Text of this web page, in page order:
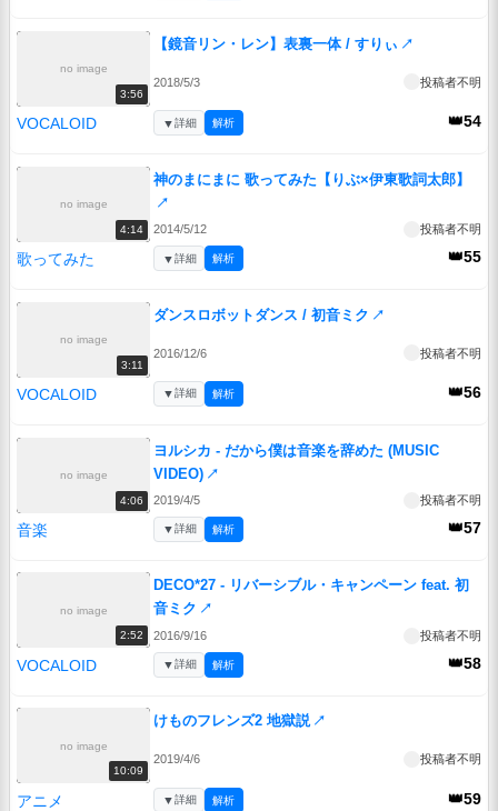
no image
3:56
【鏡音リン・レン】表裏一体 / すりぃ ↗
2018/5/3 投稿者不明
VOCALOID 👑54
▼詳細 解析
no image
4:14
神のまにまに 歌ってみた【りぶ×伊東歌詞太郎】
↗
2014/5/12 投稿者不明
歌ってみた 👑55
▼詳細 解析
no image
3:11
ダンスロボットダンス / 初音ミク ↗
2016/12/6 投稿者不明
VOCALOID 👑56
▼詳細 解析
no image
4:06
ヨルシカ - だから僕は音楽を辞めた (MUSIC
VIDEO) ↗
2019/4/5 投稿者不明
音楽 👑57
▼詳細 解析
no image
2:52
DECO*27 - リバーシブル・キャンペーン feat. 初
音ミク ↗
2016/9/16 投稿者不明
VOCALOID 👑58
▼詳細 解析
no image
10:09
けものフレンズ2 地獄説 ↗
2019/4/6 投稿者不明
アニメ 👑59
▼詳細 解析